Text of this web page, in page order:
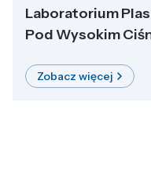
Laboratorium
Pod Wysokim
Zobacz więcej